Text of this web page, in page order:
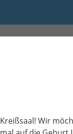
Wir